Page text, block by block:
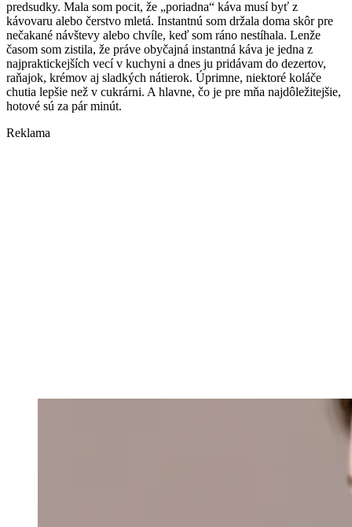
predsudky. Mala som pocit, že „poriadna“ káva musí byť z
kávovaru alebo čerstvo mletá. Instantnú som držala doma skôr pre
nečakané návštevy alebo chvíle, keď som ráno nestíhala. Lenže
časom som zistila, že práve obyčajná instantná káva je jedna z
najpraktickejších vecí v kuchyni a dnes ju pridávam do dezertov,
raňajok, krémov aj sladkých nátierok. Úprimne, niektoré koláče
chutia lepšie než v cukrárni. A hlavne, čo je pre mňa najdôležitejšie,
hotové sú za pár minút.
Reklama